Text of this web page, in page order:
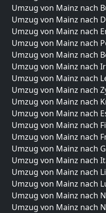
Umzug von Mainz nach
Umzug von Mainz nach
Umzug von Mainz nach
Umzug von Mainz nach
Umzug von Mainz nach
Umzug von Mainz nach
Umzug von Mainz nach
Umzug von Mainz nach
Umzug von Mainz nach
Umzug von Mainz nach
Umzug von Mainz nach
Umzug von Mainz nach
Umzug von Mainz nach
Umzug von Mainz nach
Umzug von Mainz nach
Umzug von Mainz nach
Umzug von Mainz nach
Umzug von Mainz nach